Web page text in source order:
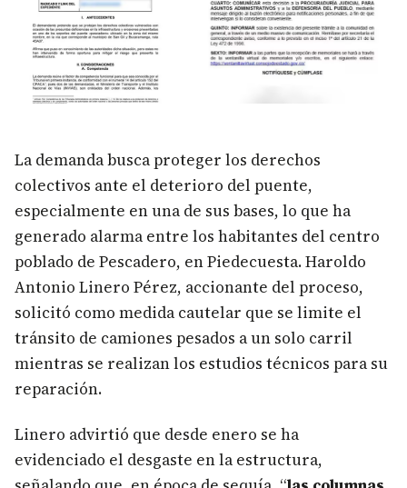
La demanda busca proteger los derechos
colectivos ante el deterioro del puente,
especialmente en una de sus bases, lo que ha
generado alarma entre los habitantes del centro
poblado de Pescadero, en Piedecuesta. Haroldo
Antonio Linero Pérez, accionante del proceso,
solicitó como medida cautelar que se limite el
tránsito de camiones pesados a un solo carril
mientras se realizan los estudios técnicos para su
reparación.
Linero advirtió que desde enero se ha
evidenciado el desgaste en la estructura,